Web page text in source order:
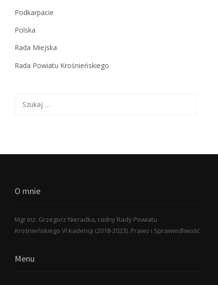
Podkarpacie
Polska
Rada Miejska
Rada Powiatu Krośnieńskiego
O mnie
Mgr inż. Grzegorz Nieradka, radny Rady Powiatu
Krośnieńskiego VI kadencji (2018-2023). Prawo i Sprawiedliwość.
Menu